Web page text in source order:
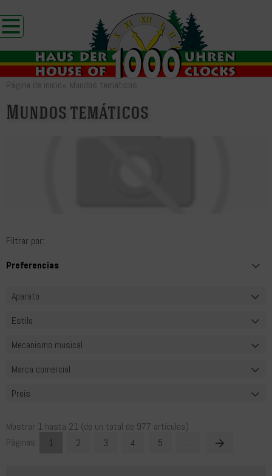
Página de inicio» Mundos temáticos
Mundos temáticos
Filtrar por:
Aparato
Estilo
Mecanismo musical
Marca comercial
Preis
Mostrar 1 hasta 21 (de un total de 977 artículos)
Páginas:
1 2 3 4 5 ...